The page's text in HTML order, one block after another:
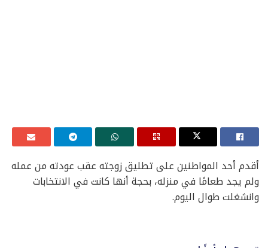
أقدم أحد المواطنين على تطليق زوجته عقب عودته من عمله
ولم يجد طعامًا في منزله، بحجة أنها كانت في الانتخابات
وانشغلت طوال اليوم.